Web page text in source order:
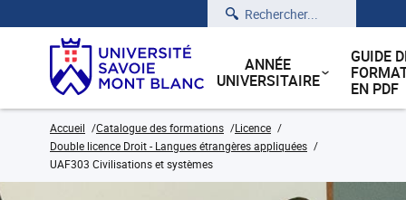
Rechercher
ANNÉE
UNIVERSITAIRE
GUIDE
EN PDF
Accueil Catalogue des formations
Licence
Double licence Droit - Langues étrangères appliquées
UAF303 Civilisations et systèmes